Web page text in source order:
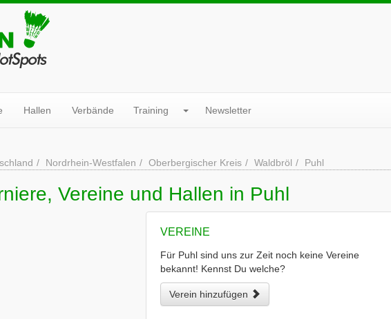
Hallen Verbände Training Newsletter
Nordrhein-Westfalen Oberbergischer Kreis Waldbröl Puhl
Vereine und Hallen in Puhl
VEREINE
Für Puhl sind uns zur Zeit noch keine Vereine
bekannt! Kennst Du welche?
Verein hinzufügen